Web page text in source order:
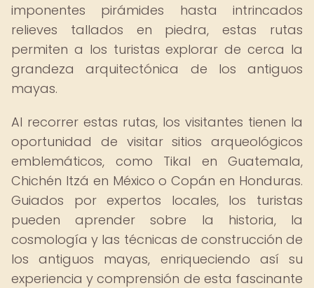
imponentes pirámides hasta intrincados
relieves tallados en piedra, estas rutas
permiten a los turistas explorar de cerca la
grandeza arquitectónica de los antiguos
mayas.
Al recorrer estas rutas, los visitantes tienen la
oportunidad de visitar sitios arqueológicos
emblemáticos, como Tikal en Guatemala,
Chichén Itzá en México o Copán en Honduras.
Guiados por expertos locales, los turistas
pueden aprender sobre la historia, la
cosmología y las técnicas de construcción de
los antiguos mayas, enriqueciendo así su
experiencia y comprensión de esta fascinante